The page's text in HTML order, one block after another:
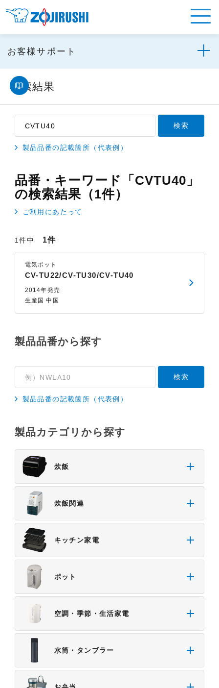
お客様サポート
検索結果
製品品番の記載箇所（代表例）
品番・キーワード「CVTU40」
の検索結果（1件）
ご利用にあたって
1件中 1件
電気ポット
CV-TU22/CV-TU30/CV-TU40
2014年発売
生産国 中国
製品品番から探す
製品品番の記載箇所（代表例）
製品カテゴリから探す
炊飯
炊飯関連
キッチン家電
ポット
空調・季節・生活家電
水筒・タンブラー